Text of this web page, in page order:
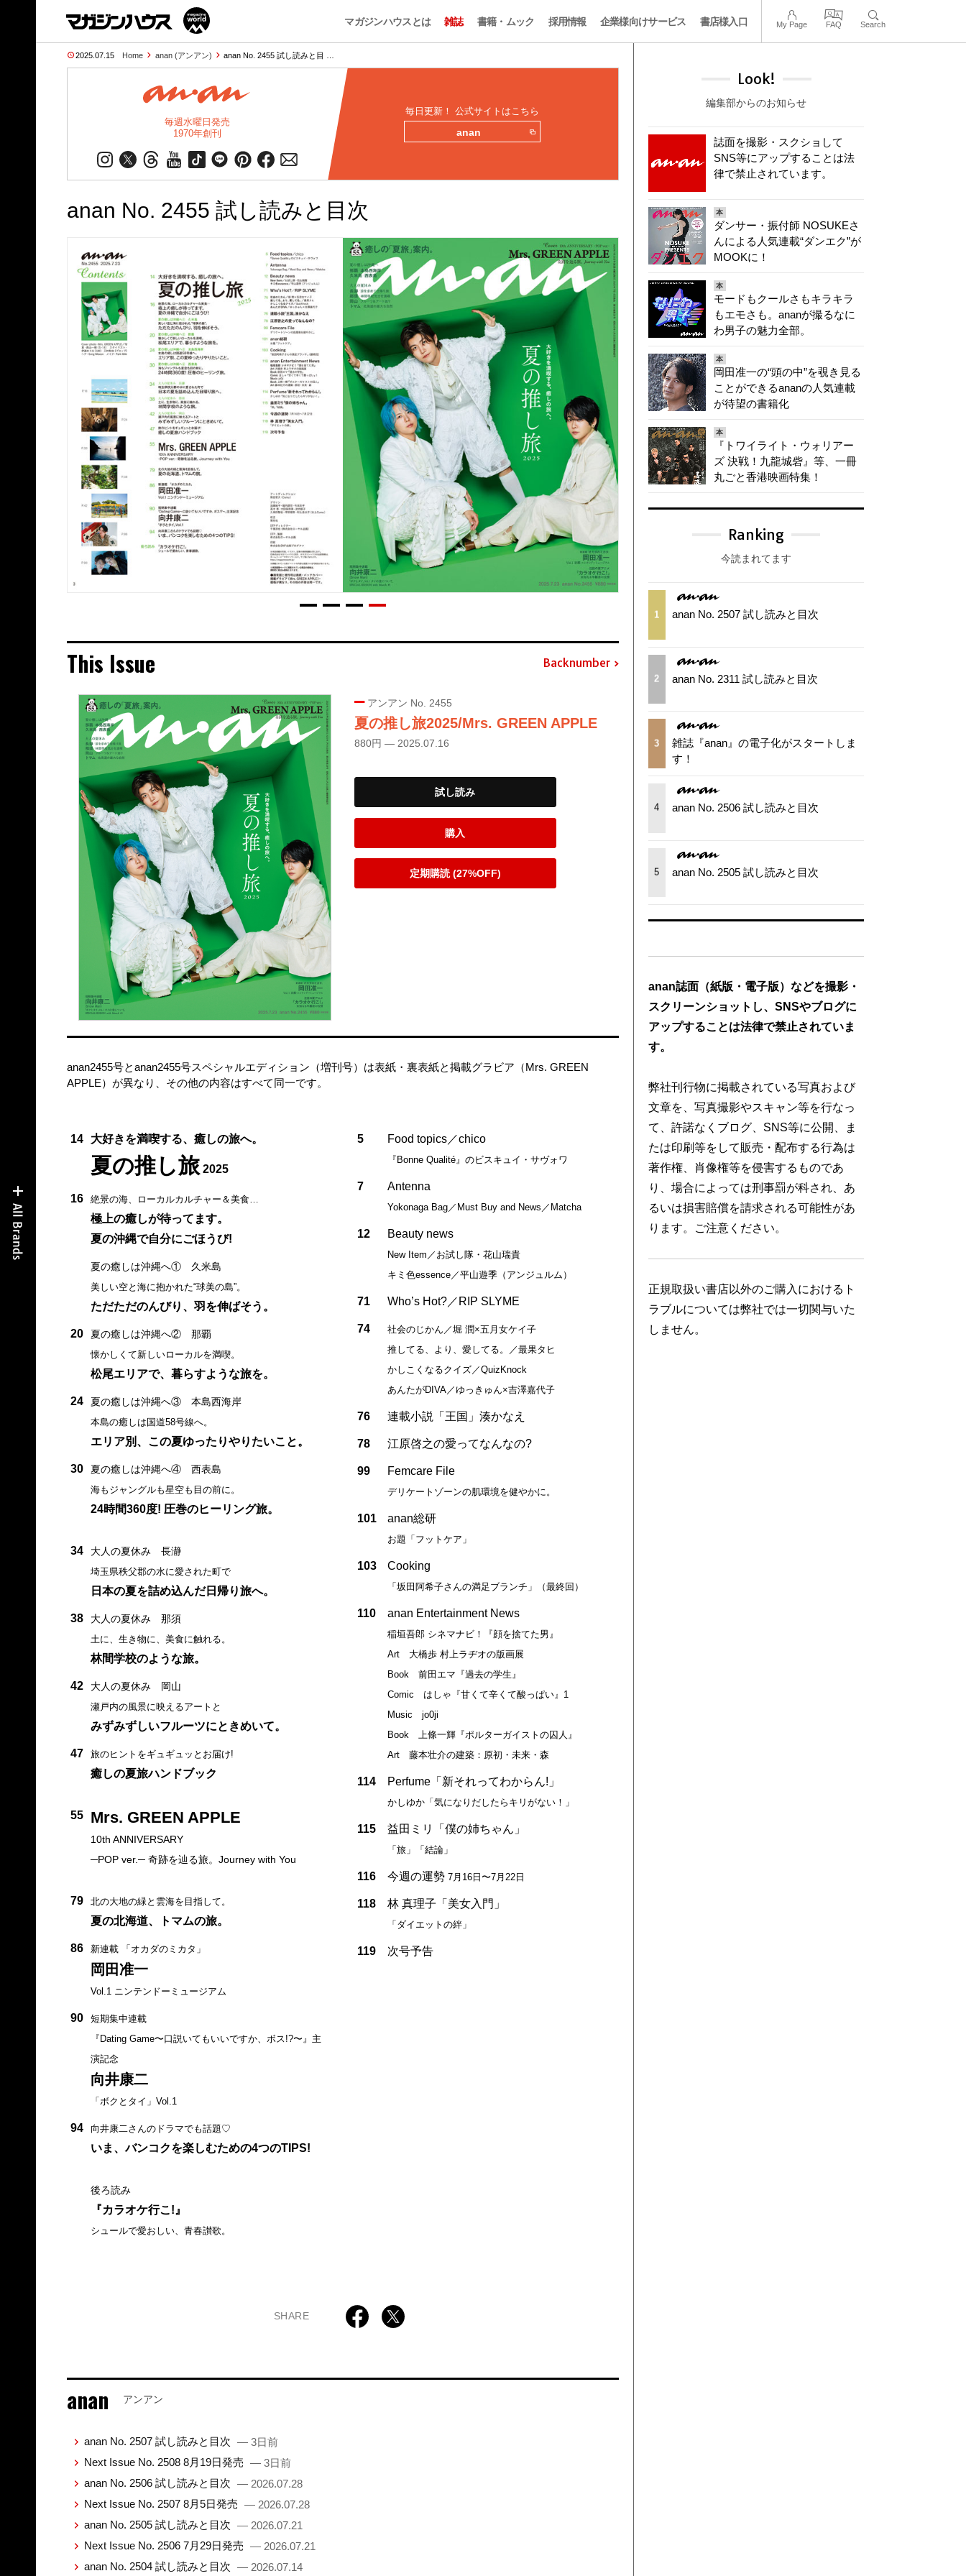
マガジンハウスとは 雑誌 書籍・ムック 採用情報 企業様向けサービス 書店様入口 My Page FAQ Search
2025.07.15 Home anan (アンアン) anan No. 2455 試し読みと目 …
毎週水曜日発売
1970年創刊
毎日更新！ 公式サイトはこちら
anan
anan No. 2455 試し読みと目次
This Issue Backnumber
アンアン No. 2455
夏の推し旅2025/Mrs. GREEN APPLE
880円 — 2025.07.16
試し読み
購入
定期購読 (27%OFF)
anan2455号とanan2455号スペシャルエディション（増刊号）は表紙・裏表紙と掲載グラビア（Mrs. GREEN
APPLE）が異なり、その他の内容はすべて同一です。
14 大好きを満喫する、癒しの旅へ。
夏の推し旅 2025
16 絶景の海、ローカルカルチャー＆美食…
極上の癒しが待ってます。
夏の沖縄で自分にごほうび!
夏の癒しは沖縄へ① 久米島
美しい空と海に抱かれた“球美の島”。
ただただのんびり、羽を伸ばそう。
20 夏の癒しは沖縄へ② 那覇
懐かしくて新しいローカルを満喫。
松尾エリアで、暮らすような旅を。
24 夏の癒しは沖縄へ③ 本島西海岸
本島の癒しは国道58号線へ。
エリア別、この夏ゆったりやりたいこと。
30 夏の癒しは沖縄へ④ 西表島
海もジャングルも星空も目の前に。
24時間360度! 圧巻のヒーリング旅。
34 大人の夏休み 長瀞
埼玉県秩父郡の水に愛された町で
日本の夏を詰め込んだ日帰り旅へ。
38 大人の夏休み 那須
土に、生き物に、美食に触れる。
林間学校のような旅。
42 大人の夏休み 岡山
瀬戸内の風景に映えるアートと
みずみずしいフルーツにときめいて。
47 旅のヒントをギュギュッとお届け!
癒しの夏旅ハンドブック
55 Mrs. GREEN APPLE
10th ANNIVERSARY
─POP ver.─ 奇跡を辿る旅。Journey with You
79 北の大地の緑と雲海を目指して。
夏の北海道、トマムの旅。
86 新連載 「オカダのミカタ」
岡田准一
Vol.1 ニンテンドーミュージアム
90
短期集中連載
『Dating Game〜口説いてもいいですか、ボス!?〜』主
演記念
向井康二
「ボクとタイ」Vol.1
94 向井康二さんのドラマでも話題♡
いま、バンコクを楽しむための4つのTIPS!
後ろ読み
『カラオケ行こ!』
シュールで愛おしい、青春讃歌。
5 Food topics／chico
『Bonne Qualité』のビスキュイ・サヴォワ
7 Antenna
Yokonaga Bag／Must Buy and News／Matcha
12 Beauty news
New Item／お試し隊・花山瑞貴
キミ色essence／平山遊季（アンジュルム）
71 Who’s Hot?／RIP SLYME
74
社会のじかん／堀 潤×五月女ケイ子
推してる、より、愛してる。／最果タヒ
かしこくなるクイズ／QuizKnock
あんたがDIVA／ゆっきゅん×吉澤嘉代子
76 連載小説「王国」湊かなえ
78 江原啓之の愛ってなんなの?
99 Femcare File
デリケートゾーンの肌環境を健やかに。
101 anan総研
お題「フットケア」
103 Cooking
「坂田阿希子さんの満足ブランチ」（最終回）
110 anan Entertainment News
稲垣吾郎 シネマナビ！『顔を捨てた男』
Art 大橋歩 村上ラヂオの版画展
Book 前田エマ『過去の学生』
Comic はしゃ『甘くて辛くて酸っぱい』1
Music jo0ji
Book 上條一輝『ポルターガイストの囚人』
Art 藤本壮介の建築：原初・未来・森
114 Perfume「新それってわからん!」
かしゆか「気になりだしたらキリがない！」
115 益田ミリ「僕の姉ちゃん」
「旅」「結論」
116 今週の運勢 7月16日〜7月22日
118 林 真理子「美女入門」
「ダイエットの絆」
119 次号予告
SHARE
anan アンアン
anan No. 2507 試し読みと目次 — 3日前
Next Issue No. 2508 8月19日発売 — 3日前
anan No. 2506 試し読みと目次 — 2026.07.28
Next Issue No. 2507 8月5日発売 — 2026.07.28
anan No. 2505 試し読みと目次 — 2026.07.21
Next Issue No. 2506 7月29日発売 — 2026.07.21
anan No. 2504 試し読みと目次 — 2026.07.14
Look!
編集部からのお知らせ
誌面を撮影・スクショして
SNS等にアップすることは法
律で禁止されています。
本
ダンサー・振付師 NOSUKEさ
んによる人気連載“ダンエク”が
MOOKに！
本
モードもクールさもキラキラ
もエモさも。ananが撮るなに
わ男子の魅力全部。
本
岡田准一の“頭の中”を覗き見る
ことができるananの人気連載
が待望の書籍化
本
『トワイライト・ウォリアー
ズ 決戦！九龍城砦』等、一冊
丸ごと香港映画特集！
Ranking
今読まれてます
1 anan No. 2507 試し読みと目次
2 anan No. 2311 試し読みと目次
3
雑誌『anan』の電子化がスタートしま
す！
4 anan No. 2506 試し読みと目次
5 anan No. 2505 試し読みと目次
anan誌面（紙版・電子版）などを撮影・
スクリーンショットし、SNSやブログに
アップすることは法律で禁止されていま
す。
弊社刊行物に掲載されている写真および
文章を、写真撮影やスキャン等を行なっ
て、許諾なくブログ、SNS等に公開、ま
たは印刷等をして販売・配布する行為は
著作権、肖像権等を侵害するものであ
り、場合によっては刑事罰が科され、あ
るいは損害賠償を請求される可能性があ
ります。ご注意ください。
正規取扱い書店以外のご購入におけるト
ラブルについては弊社では一切関与いた
しません。